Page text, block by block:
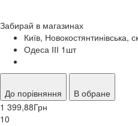
Забирай в магазинах
Київ, Новокостянтинівська,
Одеса ІІІ 1 шт
До порівняння
В обране
1 399,88Грн
10